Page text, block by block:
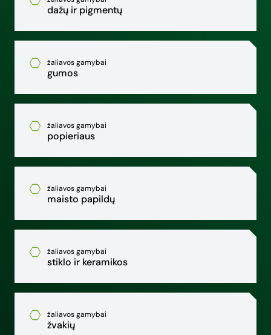
dažų ir pigmentų
žaliavos gamybai
gumos
žaliavos gamybai
popieriaus
žaliavos gamybai
maisto papildų
žaliavos gamybai
stiklo ir keramikos
žaliavos gamybai
žvakių